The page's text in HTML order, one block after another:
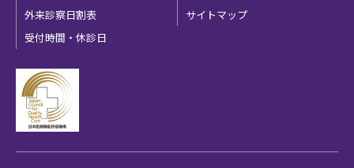
外来診察日割表
受付時間・休診日
サイトマップ